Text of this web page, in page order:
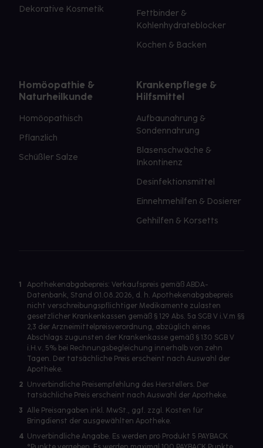
Dekorative Kosmetik
Fettbinder &
Kohlenhydrateblocker
Kochen & Backen
Homöopathie &
Naturheilkunde
Homöopathisch
Pflanzlich
Schüßler Salze
Krankenpflege &
Hilfsmittel
Aufbaunahrung &
Sondennahrung
Blasenschwäche &
Inkontinenz
Desinfektionsmittel
Einnehmehilfen & Dosierer
Gehhilfen & Korsetts
1
Apothekenabgabepreis: Verkaufspreis gemäß ABDA-
Datenbank, Stand 01.08.2026, d. h. Apothekenabgabepreis
nicht verschreibungspflichtiger Medikamente zulasten
gesetzlicher Krankenkassen gemäß § 129 Abs. 5a SGB V i.V.m §§
2,3 der Arzneimittelpreisverordnung, abzüglich eines
Abschlags zugunsten der Krankenkasse gemäß § 130 SGB V
i.H.v. 5% bei Rechnungsbegleichung innerhalb von zehn
Tagen. Der tatsächliche Preis erscheint nach Auswahl der
Apotheke.
2 Unverbindliche Preisempfehlung des Herstellers. Der
tatsächliche Preis erscheint nach Auswahl der Apotheke.
3 Alle Preisangaben inkl. MwSt., ggf. zzgl. Kosten für
Bringdienst der ausgewählten Apotheke.
4 Unverbindliche Angabe. Es werden pro Produkt 5 PAYBACK